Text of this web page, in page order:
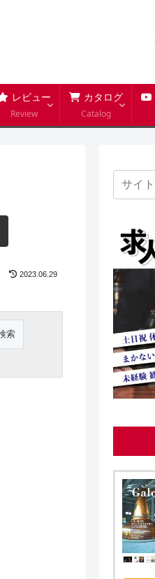
レビュー
Review
カタログ
Catalog
2023.06.29